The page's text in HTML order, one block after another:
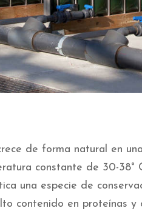
de forma natural en
constante de 30-38°
una especie de
contenido en proteínas y